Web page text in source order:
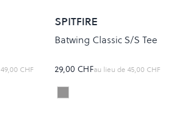
49,00 CHF
SPITFIRE
Batwing Classic S/S Tee
29,00 CHFau lieu de 45,00 CHF
Colour
Silver